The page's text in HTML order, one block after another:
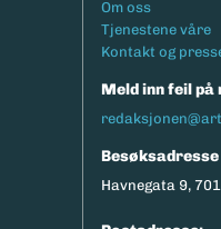
eksport av
Footermeny
Om oss
Tjenestene våre
Kontakt og
Meld inn feil på
Besøksadresse
Havnegata 9,